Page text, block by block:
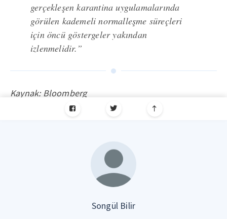
gerçekleşen karantina uygulamalarında
görülen kademeli normalleşme süreçleri
için öncü göstergeler yakından
izlenmelidir.”
Kaynak: Bloomberg
Songül Bilir